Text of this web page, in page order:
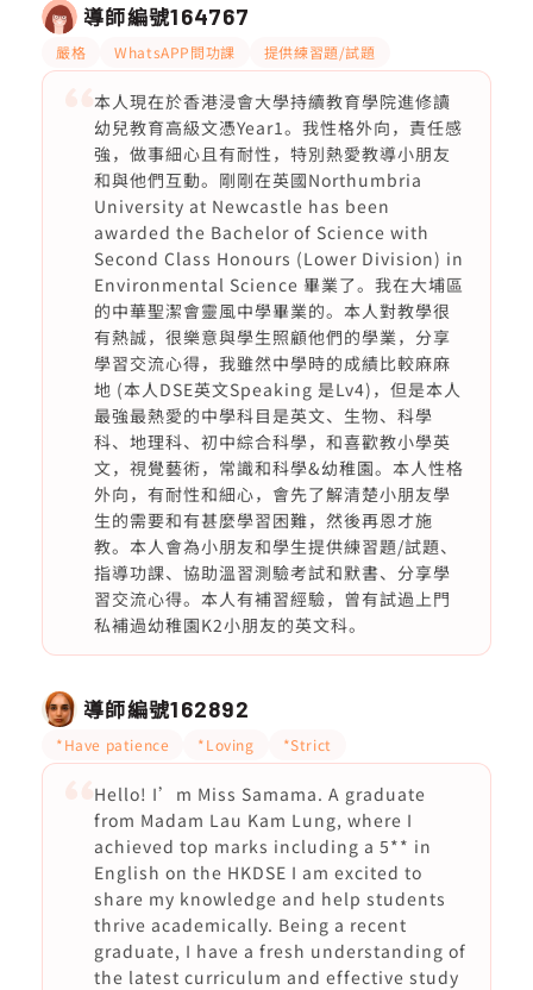
導師編號164767
嚴格 WhatsAPP問功課 提供練習題/試題
本人現在於香港浸會大學持續教育學院進修讀
幼兒教育高級文憑Year1。我性格外向，責任感
強，做事細心且有耐性，特別熱愛教導小朋友
和與他們互動。剛剛在英國Northumbria
University at Newcastle has been
awarded the Bachelor of Science with
Second Class Honours (Lower Division) in
Environmental Science 畢業了。我在大埔區
的中華聖潔會靈風中學畢業的。本人對教學很
有熱誠，很樂意與學生照顧他們的學業，分享
學習交流心得，我雖然中學時的成績比較麻麻
地 (本人DSE英文Speaking 是Lv4)，但是本人
最強最熱愛的中學科目是英文、生物、科學
科、地理科、初中綜合科學，和喜歡教小學英
文，視覺藝術，常識和科學&幼稚園。本人性格
外向，有耐性和細心，會先了解清楚小朋友學
生的需要和有甚麼學習困難，然後再恩才施
教。本人會為小朋友和學生提供練習題/試題、
指導功課、協助溫習測驗考試和默書、分享學
習交流心得。本人有補習經驗，曾有試過上門
私補過幼稚園K2小朋友的英文科。
導師編號162892
*Have patience *Loving *Strict
Hello! I’m Miss Samama. A graduate
from Madam Lau Kam Lung, where I
achieved top marks including a 5** in
English on the HKDSE I am excited to
share my knowledge and help students
thrive academically. Being a recent
graduate, I have a fresh understanding of
the latest curriculum and effective study